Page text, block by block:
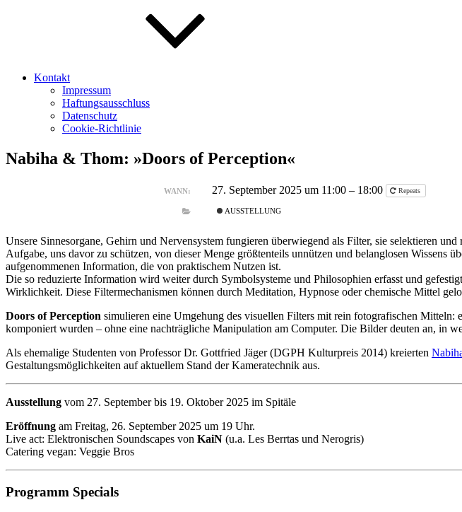
Kontakt
Impressum
Haftungsausschluss
Datenschutz
Cookie-Richtlinie
Nabiha & Thom: »Doors of Perception«
WANN: 27. September 2025 um 11:00 – 18:00 Repeats
AUSSTELLUNG
Unsere Sinnesorgane, Gehirn und Nervensystem fungieren überwiegend als Filter, sie selektieren
Aufgabe, uns davor zu schützen, von dieser Menge größtenteils unnützen und belanglosen
aufgenommenen Information, die von praktischem Nutzen ist.
Die so reduzierte Information wird weiter durch Symbolsysteme und Philosophien erfasst und
Wirklichkeit. Diese Filtermechanismen können durch Meditation, Hypnose oder chemische Mittel
Doors of Perception simulieren eine Umgehung des visuellen Filters mit rein fotografischen
komponiert wurden – ohne eine nachträgliche Manipulation am Computer. Die Bilder deuten an,
Als ehemalige Studenten von Professor Dr. Gottfried Jäger (DGPH Kulturpreis 2014) kreierten
Gestaltungsmöglichkeiten auf aktuellem Stand der Kameratechnik aus.
Ausstellung vom 27. September bis 19. Oktober 2025 im Spitäle
Eröffnung am Freitag, 26. September 2025 um 19 Uhr.
Live act: Elektronischen Soundscapes von KaiN (u.a. Les Berrtas und Nerogris)
Catering vegan: Veggie Bros
Programm Specials